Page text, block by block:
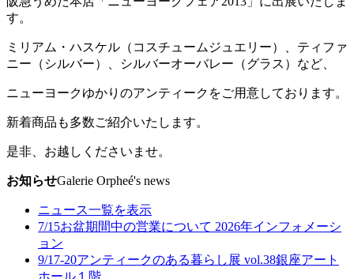
す。
ミリアム・ハスケル（コスチュームジュエリー）、ティファ
ニー（シルバー）、シルバーオーバレー（グラス）など、
ニューヨークゆかりのアンティークをご用意しております。
新着商品も多数ご紹介いたします。
是非、お越しくださいませ。
お知らせGalerie Orpheé's news
ニュース一覧を表示
7/15お盆期間中の営業について 2026年インフォメーシ
ョン
9/17-20アンティークのある暮らし展 vol.38銀座アート
ホール１階